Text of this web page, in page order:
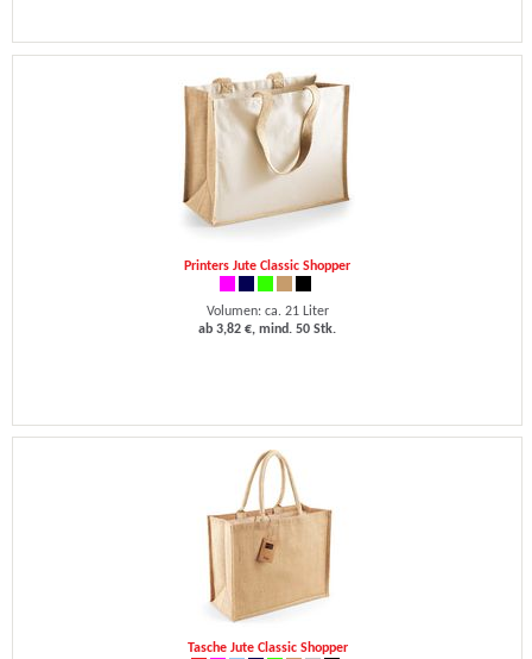
Printers Jute Classic Shopper
Volumen: ca. 21 Liter
ab 3,82 €, mind. 50 Stk.
Tasche Jute Classic Shopper